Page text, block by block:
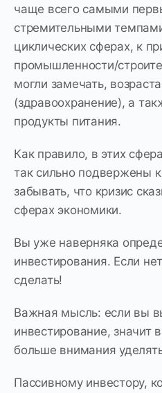
чаще всего самыми
стремительными
циклических сферах, к
промышленности/
могли замечать,
(здравоохранение), а
продукты питания.
Как правило, в этих
так сильно подвержены
забывать, что кризис
сферах экономики.
Вы уже наверняка
инвестирования. Если
сделать!
Важная мысль: если вы
инвестирование, значит
больше внимания
Пассивному инвестору,